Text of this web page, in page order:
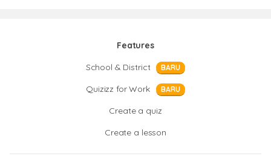
Features
School & District
BARU
Quizizz for Work BARU
Create a quiz
Create a lesson